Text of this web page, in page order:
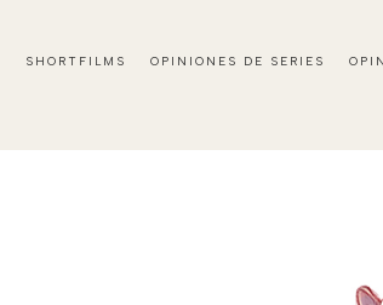
SHORTFILMS OPINIONES DE SERIES